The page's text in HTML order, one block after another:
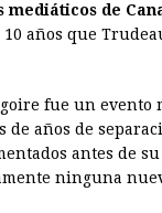
mediáticos de
años que
fue un evento
de años de
antes de
ninguna